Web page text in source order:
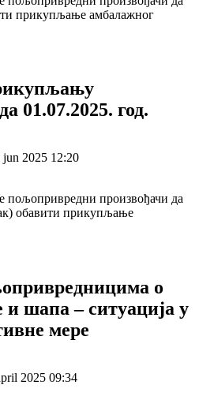
прикупљање амбалажног
01.07.2025. год.
2025 12:20
пољопривредни произвођачи да
обавити прикупљање
о
и шапа – ситуација у
мере
2025 09:34